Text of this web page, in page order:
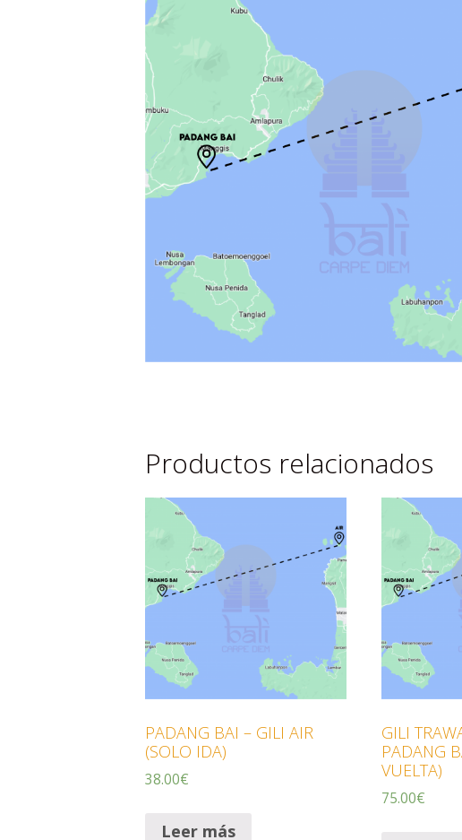
Productos relacionados
PADANG BAI – GILI AIR
(SOLO IDA)
38.00€
Leer más
GILI
PADANG
VUELTA)
75.00€